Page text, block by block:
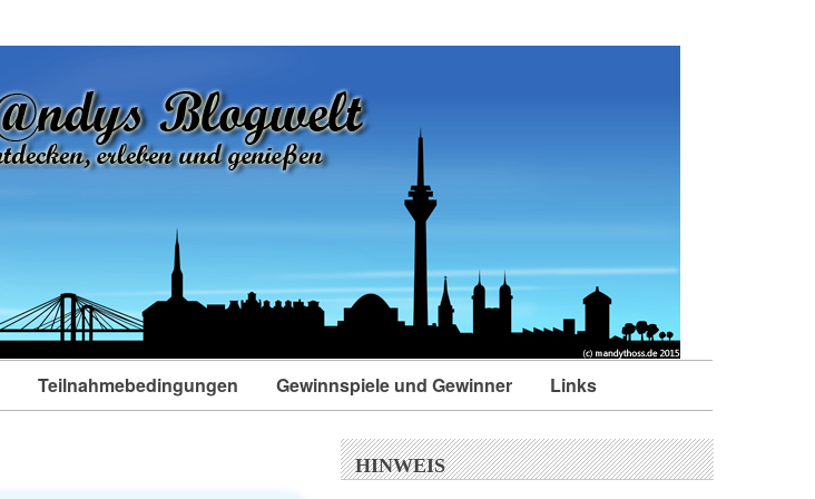
Teilnahmebedingungen Gewinnspiele und Gewinner Links
HINWEIS